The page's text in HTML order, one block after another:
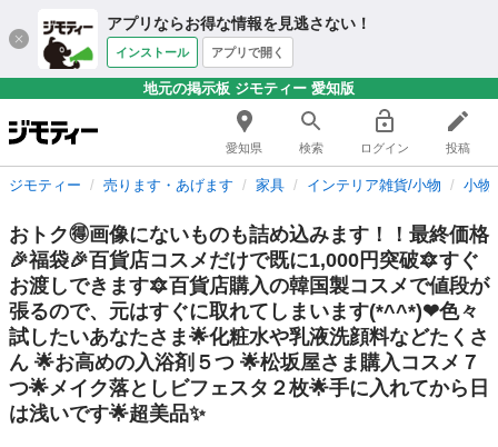
アプリならお得な情報を見逃さない！
インストール アプリで開く
地元の掲示板 ジモティー 愛知版
愛知県 検索 ログイン 投稿
ジモティー 売ります・あげます 家具 インテリア雑貨/小物 小物
おトク🉐画像にないものも詰め込みます！！最終価格
🎉福袋🎉百貨店コスメだけで既に1,000円突破🔯すぐ
お渡しできます🔯百貨店購入の韓国製コスメで値段が
張るので、元はすぐに取れてしまいます(*^^*)❤色々
試したいあなたさま🌟化粧水や乳液洗顔料などたくさ
ん 🌟お高めの入浴剤５つ 🌟松坂屋さま購入コスメ７
つ🌟メイク落としビフェスタ２枚🌟手に入れてから日
は浅いです🌟超美品✨